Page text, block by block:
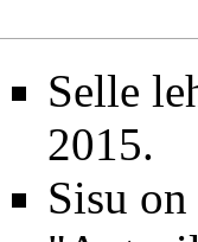
Selle
2015.
Sisu